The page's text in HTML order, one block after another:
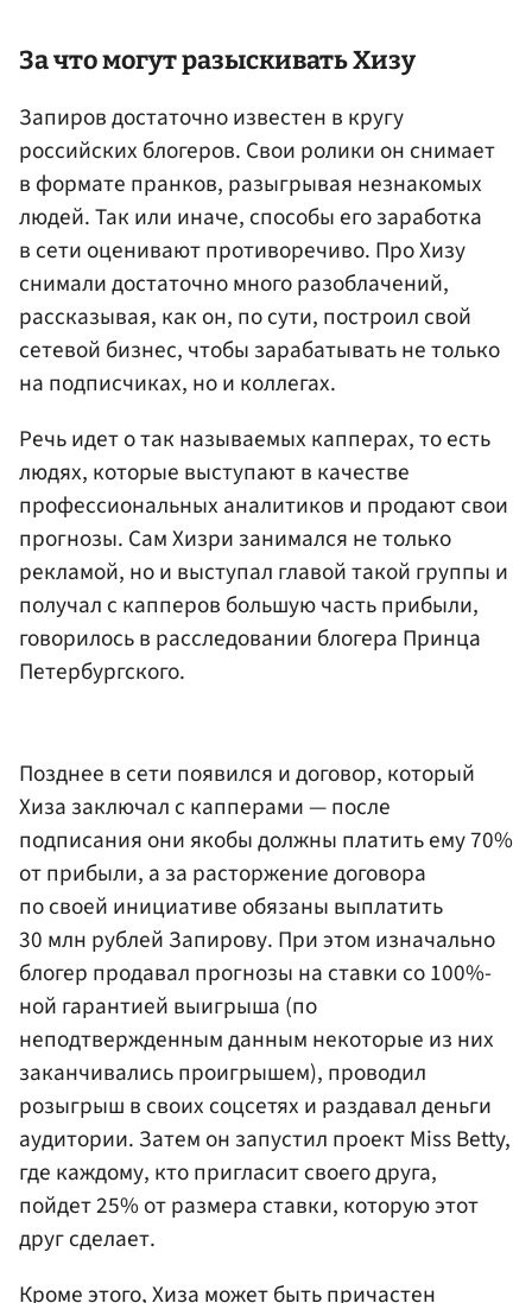
За что могут разыскивать Хизу
Запиров достаточно известен в кругу
российских блогеров. Свои ролики он снимает
в формате пранков, разыгрывая незнакомых
людей. Так или иначе, способы его заработка
в сети оценивают противоречиво. Про Хизу
снимали достаточно много разоблачений,
рассказывая, как он, по сути, построил свой
сетевой бизнес, чтобы зарабатывать не только
на подписчиках, но и коллегах.
Речь идет о так называемых капперах, то есть
людях, которые выступают в качестве
профессиональных аналитиков и продают свои
прогнозы. Сам Хизри занимался не только
рекламой, но и выступал главой такой группы и
получал с капперов большую часть прибыли,
говорилось в расследовании блогера Принца
Петербургского.
Позднее в сети появился и договор, который
Хиза заключал с капперами — после
подписания они якобы должны платить ему 70%
от прибыли, а за расторжение договора
по своей инициативе обязаны выплатить
30 млн рублей Запирову. При этом изначально
блогер продавал прогнозы на ставки со 100%-
ной гарантией выигрыша (по
неподтвержденным данным некоторые из них
заканчивались проигрышем), проводил
розыгрыш в своих соцсетях и раздавал деньги
аудитории. Затем он запустил проект Miss Betty,
где каждому, кто пригласит своего друга,
пойдет 25% от размера ставки, которую этот
друг сделает.
Кроме этого, Хиза может быть причастен